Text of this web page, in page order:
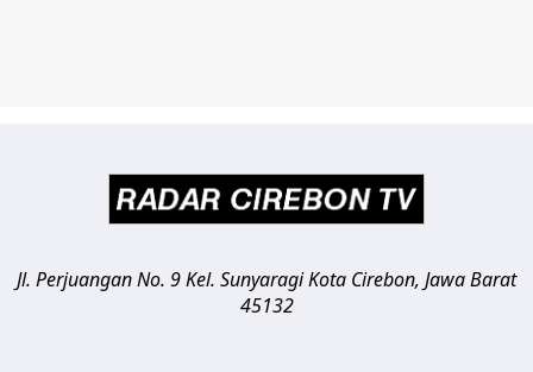
Jl. Perjuangan No. 9 Kel. SunyaragiKota Cirebon, Jawa Barat
45132